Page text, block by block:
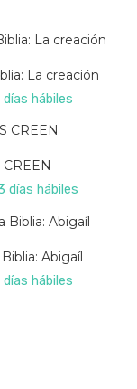
La creación
hábiles
días hábiles
Abigaíl
hábiles